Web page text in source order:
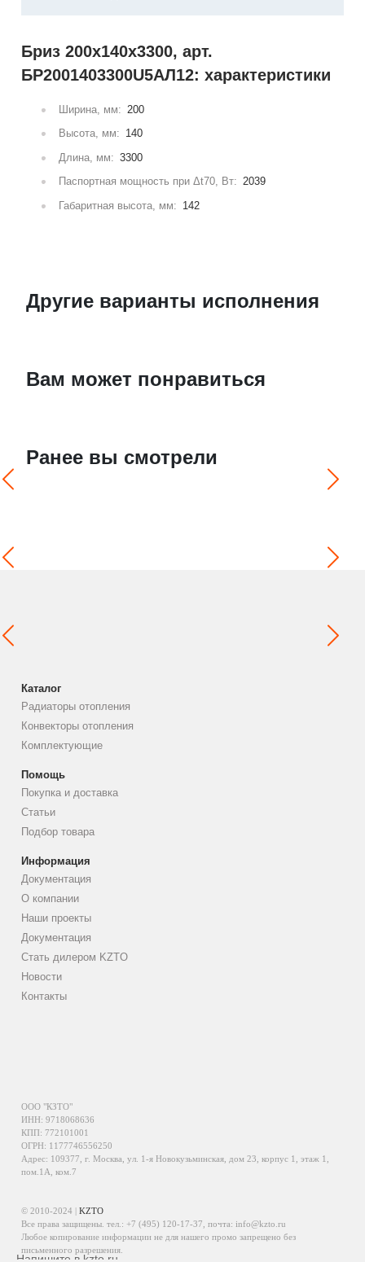
Бриз 200х140х3300, арт.
БР2001403300U5АЛ12: характеристики
Ширина, мм: 200
Высота, мм: 140
Длина, мм: 3300
Паспортная мощность при Δt70, Вт: 2039
Габаритная высота, мм: 142
Другие варианты исполнения
Вам может понравиться
Ранее вы смотрели
Каталог
Радиаторы отопления
Конвекторы отопления
Комплектующие
Помощь
Покупка и доставка
Статьи
Подбор товара
Информация
Документация
О компании
Наши проекты
Документация
Стать дилером KZTO
Новости
Контакты
ООО "КЗТО"
ИНН: 9718068636
КПП: 772101001
ОГРН: 1177746556250
Адрес: 109377, г. Москва, ул. 1-я Новокузьминская, дом 23, корпус 1, этаж 1,
пом.1А, ком.7
© 2010-2024 |KZTO
Все права защищены. тел.: +7 (495) 120-17-37 , почта: info@kzto.ru
Любое копирование информации не для нашего промо запрещено без
письменного разрешения.
Напишите в kzto.ru